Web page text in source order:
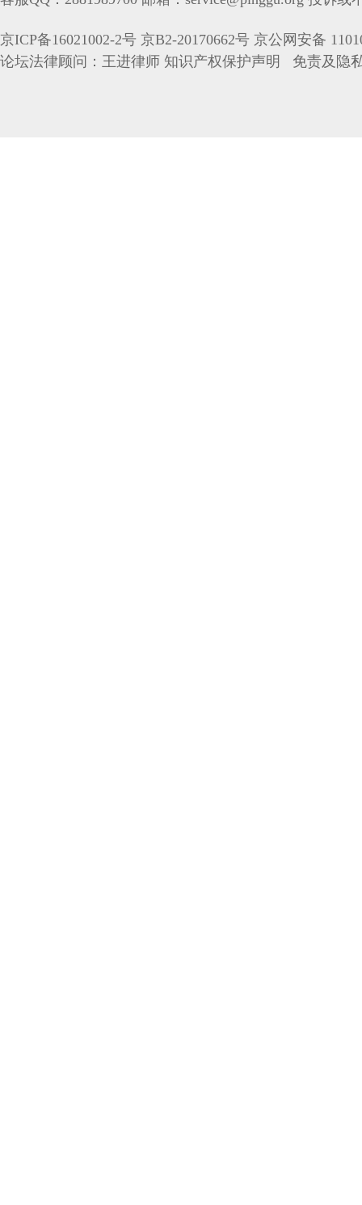
京ICP备16021002-2号 京B2-20170662号 京公网安备
论坛法律顾问：王进律师 知识产权保护声明 免责及隐